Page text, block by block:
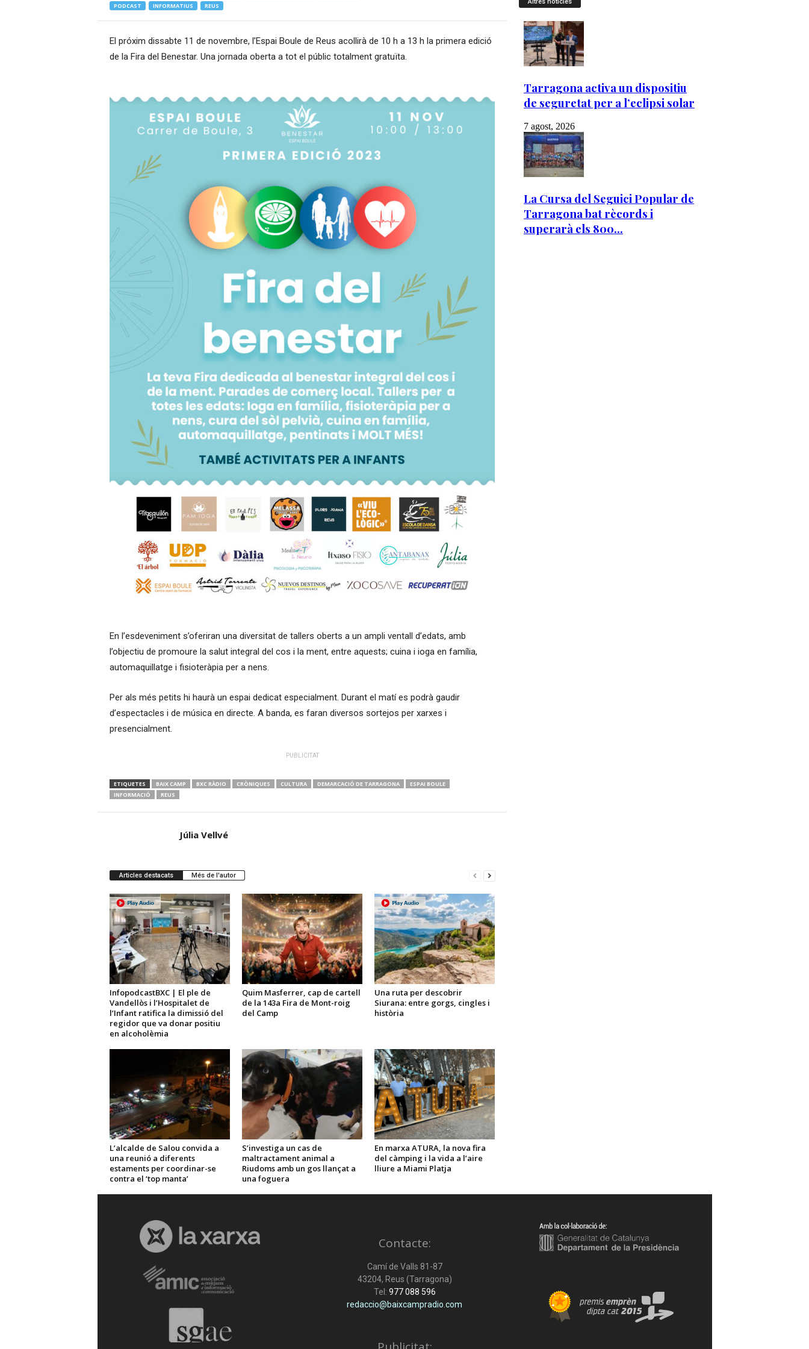
R
PODCAST
INFORMATIUS REUS
El próxim dissabte 11 de novembre, l’Espai Boule de Reus acollirà de 10 h a 13 h la primera edició
de la Fira del Benestar. Una jornada oberta a tot el públic totalment gratuïta.
En l’esdeveniment s’oferiran una diversitat de tallers oberts a un ampli ventall d’edats, amb
l’objectiu de promoure la salut integral del cos i la ment, entre aquests; cuina i ioga en família,
automaquillatge i fisioteràpia per a nens.
Per als més petits hi haurà un espai dedicat especialment. Durant el matí es podrà gaudir
d’espectacles i de música en directe. A banda, es faran diversos sortejos per xarxes i
presencialment.
PUBLICITAT
ETIQUETES BAIX CAMP BXC RÀDIO CRÒNIQUES CULTURA DEMARCACIÓ DE TARRAGONA
ESPAI BOULE
INFORMACIÓ
REUS
Júlia Vellvé
Articles destacats Més de l'autor
InfopodcastBXC | El ple de
Vandellòs i l’Hospitalet de
l’Infant ratifica la dimissió del
regidor que va donar positiu
en alcoholèmia
Quim Masferrer, cap de cartell
de la 143a Fira de Mont-roig
del Camp
Una ruta per descobrir
Siurana: entre gorgs, cingles i
història
L’alcalde de Salou convida a
una reunió a diferents
estaments per coordinar-se
contra el ‘top manta’
S’investiga un cas de
maltractament animal a
Riudoms amb un gos llançat a
una foguera
En marxa ATURA, la nova fira
del càmping i la vida a l’aire
lliure a Miami Platja
Contacte:
Camí de Valls 81-87
43204, Reus (Tarragona)
Tel: 977 088 596
redaccio@baixcampradio.com